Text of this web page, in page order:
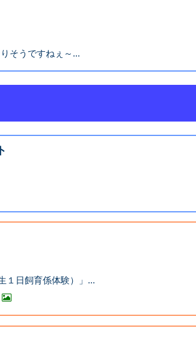
そうですねぇ～...
１日飼育係体験）」...